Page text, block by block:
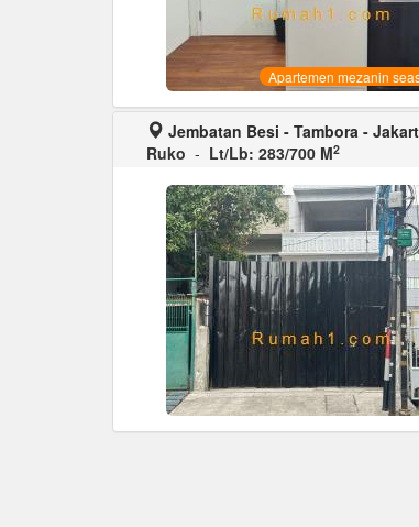
Apartemen mezanin
Jembatan Besi - Tambora -
Ruko - Lt/Lb: 283/700 M2